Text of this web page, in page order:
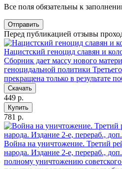
Все поля обязательны к
Отправить
Перед публикацией отзывы
Нацистский геноцид славян и
Сборник дает массу нового
геноцидальной политики
прекращена только в результате
Скачать
449 р.
Купить
781 р.
Война на уничтожение. Третий
народа. Издание 2-е, перераб., доп.
полному уничтожению советского